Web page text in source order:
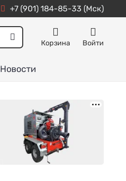
+7 (901) 184-85-33 (Мск)
Корзина Войти
Новости